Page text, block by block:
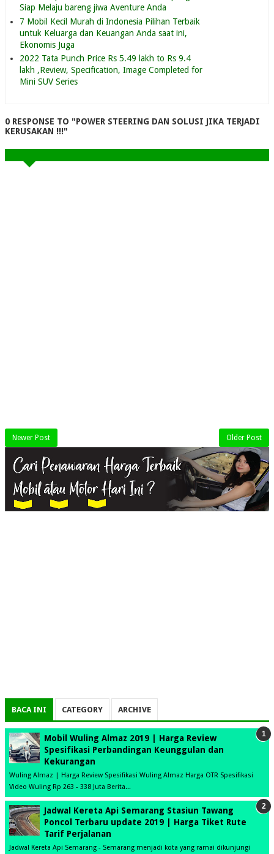
Siap Melaju bareng jiwa Aventure Anda
7 Mobil Kecil Murah di Indonesia Pilihan Terbaik
untuk Keluarga dan Keuangan Anda saat ini,
Ekonomis Juga
2022 Tata Punch Price Rs 5.49 lakh to Rs 9.4
lakh ,Review, Specification, Image Completed for
Mini SUV Series
0 RESPONSE TO "POWER STEERING DAN SOLUSI JIKA TERJADI
KERUSAKAN !!!"
Newer Post Older Post
BACA INI CATEGORY ARCHIVE
Mobil Wuling Almaz 2019 | Harga Review
Spesifikasi Perbandingan Keunggulan dan
Kekurangan
Wuling Almaz | Harga Review Spesifikasi Wuling Almaz Harga OTR Spesifikasi
Video Wuling Rp 263 - 338 Juta Berita...
Jadwal Kereta Api Semarang Stasiun Tawang
Poncol Terbaru update 2019 | Harga Tiket Rute
Tarif Perjalanan
Jadwal Kereta Api Semarang - Semarang menjadi kota yang ramai dikunjungi